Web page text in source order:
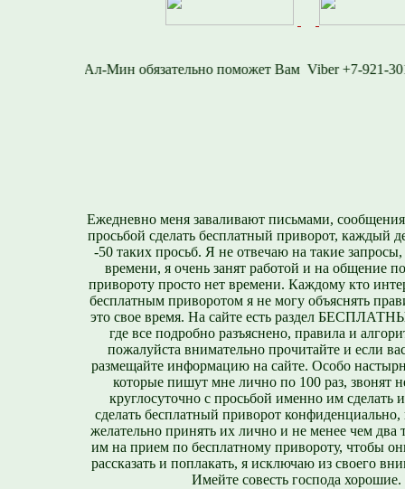
Viber +7-
Ежедневно меня заваливают письмами,
просьбой сделать бесплатный приворот, каждый
-50 таких просьб. Я не отвечаю на такие
времени, я очень занят работой и на общение
привороту просто нет времени. Каждому кто
бесплатным приворотом я не могу объяснять
это свое время. На сайте есть раздел
где все подробно разъяснено, правила и
пожалуйста внимательно прочитайте и если
размещайте информацию на сайте. Особо
которые пишут мне лично по 100 раз, звонят
круглосуточно с просьбой именно им сделать
сделать бесплатный приворот конфиденциально,
желательно принять их лично и не менее чем два
им на прием по бесплатному привороту, чтобы
рассказать и поплакать, я исключаю из своего
Имейте совесть господа хорошие.